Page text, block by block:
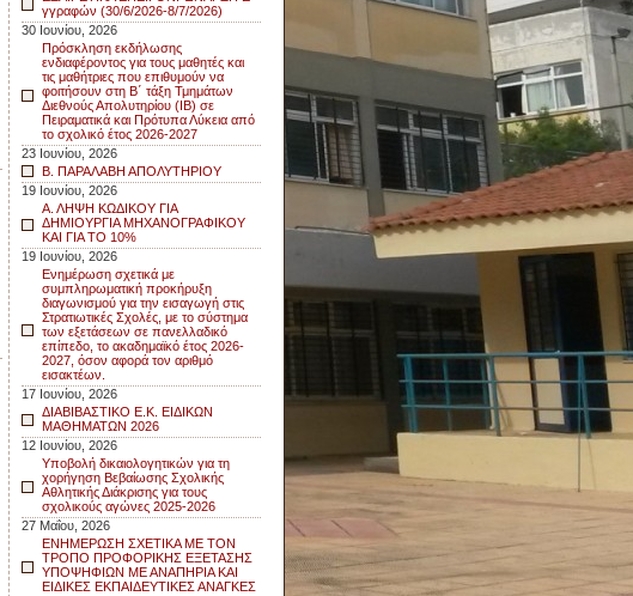
γγραφών (30/6/2026-8/7/2026)
30 Ιουνίου, 2026
Πρόσκληση εκδήλωσης
ενδιαφέροντος για τους μαθητές και
τις μαθήτριες που επιθυμούν να
φοιτήσουν στη Β΄ τάξη Τμημάτων
Διεθνούς Απολυτηρίου (IB) σε
Πειραματικά και Πρότυπα Λύκεια από
το σχολικό έτος 2026-2027
23 Ιουνίου, 2026
Β. ΠΑΡΑΛΑΒΗ ΑΠΟΛΥΤΗΡΙΟΥ
19 Ιουνίου, 2026
Α. ΛΗΨΗ ΚΩΔΙΚΟΥ ΓΙΑ
ΔΗΜΙΟΥΡΓΙΑ ΜΗΧΑΝΟΓΡΑΦΙΚΟΥ
ΚΑΙ ΓΙΑ ΤΟ 10%
19 Ιουνίου, 2026
Ενημέρωση σχετικά με
συμπληρωματική προκήρυξη
διαγωνισμού για την εισαγωγή στις
Στρατιωτικές Σχολές, με το σύστημα
των εξετάσεων σε πανελλαδικό
επίπεδο, το ακαδημαϊκό έτος 2026-
2027, όσον αφορά τον αριθμό
εισακτέων.
17 Ιουνίου, 2026
ΔΙΑΒΙΒΑΣΤΙΚΟ Ε.Κ. ΕΙΔΙΚΩΝ
ΜΑΘΗΜΑΤΩΝ 2026
12 Ιουνίου, 2026
Υποβολή δικαιολογητικών για τη
χορήγηση Βεβαίωσης Σχολικής
Αθλητικής Διάκρισης για τους
σχολικούς αγώνες 2025-2026
27 Μαΐου, 2026
ΕΝΗΜΕΡΩΣΗ ΣΧΕΤΙΚΑ ΜΕ ΤΟΝ
ΤΡΟΠΟ ΠΡΟΦΟΡΙΚΗΣ ΕΞΕΤΑΣΗΣ
ΥΠΟΨΗΦΙΩΝ ΜΕ ΑΝΑΠΗΡΙΑ ΚΑΙ
ΕΙΔΙΚΕΣ ΕΚΠΑΙΔΕΥΤΙΚΕΣ ΑΝΑΓΚΕΣ